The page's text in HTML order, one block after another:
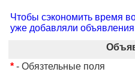
Чтобы сэкономить время
уже добавляли
* - Обязтельные поля